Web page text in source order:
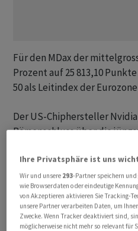
Für den MDax der
Prozent auf 25 813,10
50 als Leitindex der
Der US-Chiphersteller
Börsenschluss über die
Werten steckende Fantasie
Intelligenz (KI). Für den
Molnar vom Broker
entscheidend dafür, ob der
bleiben wird oder nicht.
Ihre Privatsphäre ist uns
Wir und unsere 293-Partner speichern und
wie Browserdaten oder eindeutige
von Akzeptieren aktivieren Sie Tracking-
unsere Partner verarbeiten Daten, um
Zwecke. Wenn Tracker deaktiviert sind,
möglicherweise nicht mehr so relevant für